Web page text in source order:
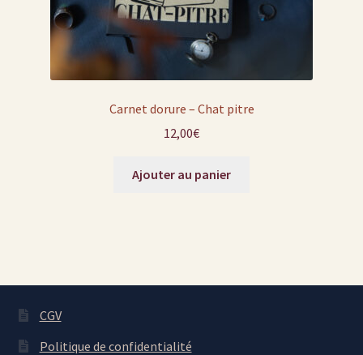
Carnet dorure – Chat pitre
12,00€
Ajouter au panier
CGV
Politique de confidentialité